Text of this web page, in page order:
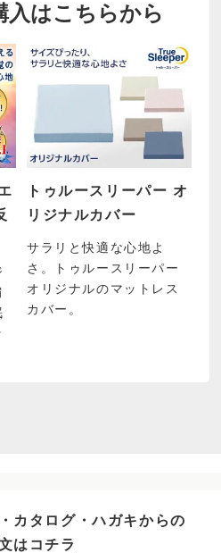
入はこちらから
トゥルースリーパー オ
リジナルカバー
サラリと快適な心地よ
さ。トゥルースリーパー
オリジナルのマットレス
カバー。
カタログ・ハガキからの
はコチラ